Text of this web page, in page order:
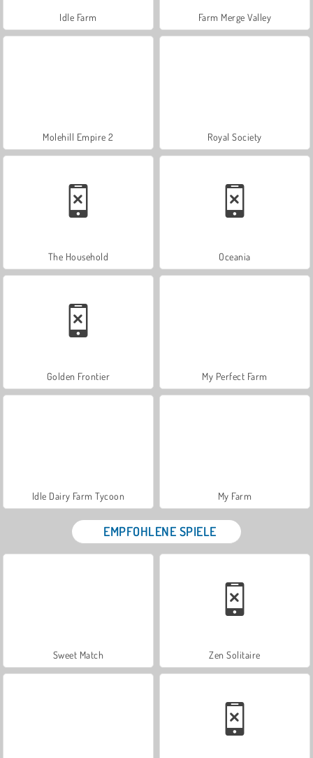
Idle Farm Farm Merge Valley
Molehill Empire 2 Royal Society
The Household Oceania
Golden Frontier My Perfect Farm
Idle Dairy Farm Tycoon My Farm
EMPFOHLENE SPIELE
Sweet Match Zen Solitaire